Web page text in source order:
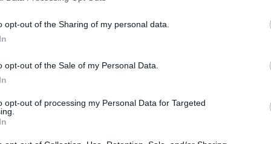
opt-out of the Sharing of my personal data.
opt-out of the Sale of my Personal Data.
opt-out of processing my Personal Data for Targeted
Daniel Wetzel
Protokoll]
| állatorvos, mikrobiológus
| orosz partnerközvetítő
a Singl Events-nél